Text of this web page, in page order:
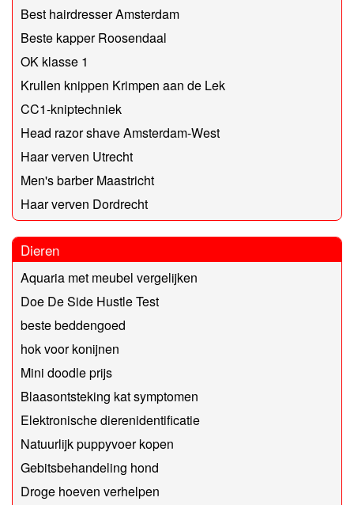
Best hairdresser Amsterdam
Beste kapper Roosendaal
OK klasse 1
Krullen knippen Krimpen aan de Lek
CC1-kniptechniek
Head razor shave Amsterdam-West
Haar verven Utrecht
Men's barber Maastricht
Haar verven Dordrecht
Dieren
Aquaria met meubel vergelijken
Doe De Side Hustle Test
beste beddengoed
hok voor konijnen
Mini doodle prijs
Blaasontsteking kat symptomen
Elektronische dierenidentificatie
Natuurlijk puppyvoer kopen
Gebitsbehandeling hond
Droge hoeven verhelpen